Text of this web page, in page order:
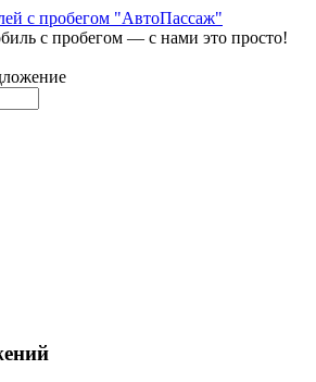
с пробегом — с нами это просто!